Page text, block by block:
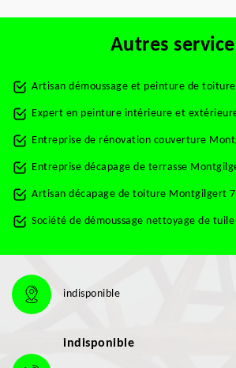
Autres
Artisan démoussage et peinture de
Expert en peinture intérieure et
Entreprise de rénovation couverture
Entreprise décapage de terrasse
Artisan décapage de toiture Montgilgert
Société de démoussage nettoyage de
indisponible
indisponible